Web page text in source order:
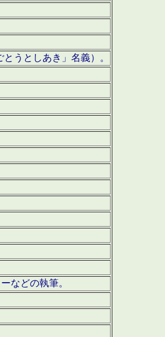
うとしあき」名義）。
などの執筆。